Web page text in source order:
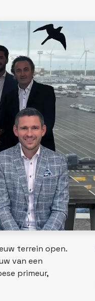
terrein open.
van een
primeur,